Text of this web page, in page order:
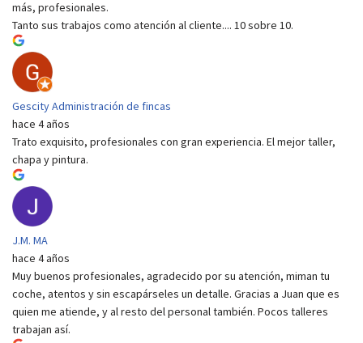
más, profesionales.
Tanto sus trabajos como atención al cliente.... 10 sobre 10.
Gescity Administración de fincas
hace 4 años
Trato exquisito, profesionales con gran experiencia. El mejor taller,
chapa y pintura.
J.M. MA
hace 4 años
Muy buenos profesionales, agradecido por su atención, miman tu
coche, atentos y sin escapárseles un detalle. Gracias a Juan que es
quien me atiende, y al resto del personal también. Pocos talleres
trabajan así.